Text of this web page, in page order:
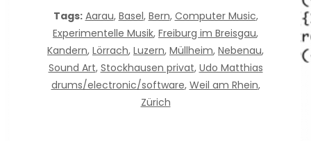
Tags: Aarau, Basel, Bern, Computer Music,
Experimentelle Musik, Freiburg im Breisgau,
Kandern, Lörrach, Luzern, Müllheim, Nebenau,
Sound Art, Stockhausen privat, Udo Matthias
drums/electronic/software, Weil am Rhein,
Zürich